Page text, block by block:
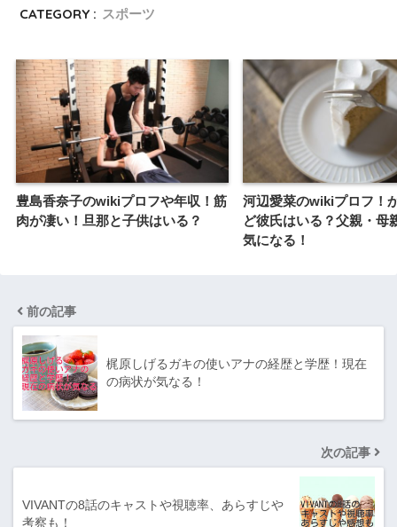
CATEGORY : スポーツ
豊島香奈子のwikiプロフや年収！筋
肉が凄い！旦那と子供はいる？
河辺愛菜のwikiプロフ！
ど彼氏はいる？父親・母
気になる！
前の記事
梶原しげるガキの使いアナの経歴と学歴！現在
の病状が気なる！
次の記事
VIVANTの8話のキャストや視聴率、あらすじや
考察も！